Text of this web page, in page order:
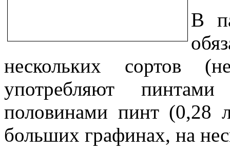
В
нескольких сортов
употребляют
половинами пинт (0,28
больших графинах, на